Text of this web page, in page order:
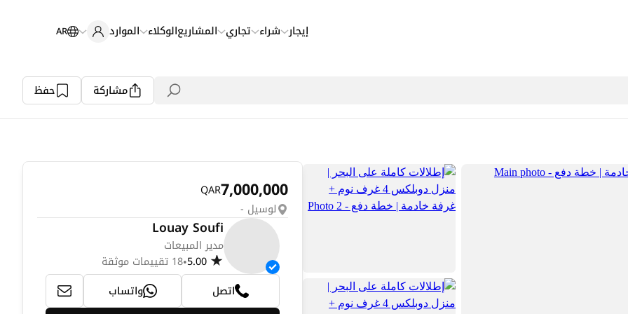
إيجار شراء تجاري المشاريعالوكلاء الموارد AR
مشاركة حفظ
7,000,000
QAR
لوسيل -
Louay Soufi
مدير المبيعات
5.00
•18 تقييمات موثقة
اتصل
واتساب